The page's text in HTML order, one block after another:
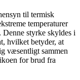
til termisk
temperaturer
Denne styrke skyldes i
hvilket betyder, at
væsentligt sammen
for brud fra